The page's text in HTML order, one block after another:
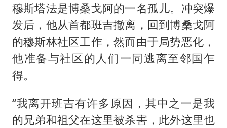
穆斯塔法是博桑戈阿的一名孤儿。冲突爆
发后，他从首都班吉撤离，回到博桑戈阿
的穆斯林社区工作，然而由于局势恶化，
他准备与社区的人们一同逃离至邻国乍
得。
“我离开班吉有许多原因，其中之一是我
的兄弟和祖父在这里被杀害，此外这里也